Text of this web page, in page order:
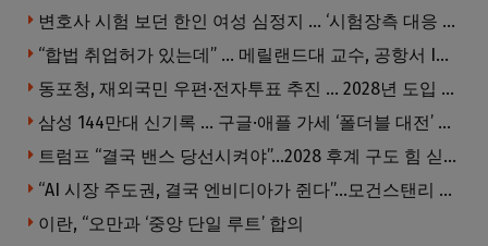
변호사 시험 보던 한인 여성 심정지 … ‘시험장측 대응 부적절’ 소송
“합법 취업허가 있는데” … 메릴랜드대 교수, 공항서 ICE에 체포, 구금 중
동포청, 재외국민 우편·전자투표 추진 … 2028년 도입 목표
삼성 144만대 신기록 … 구글·애플 가세 ‘폴더블 대전’ 열린다
트럼프 “결국 밴스 당선시켜야”…2028 후계 구도 힘 싣나
“AI 시장 주도권, 결국 엔비디아가 쥔다”…모건스탠리 장담
이란, “오만과 ‘중앙 단일 루트’ 합의